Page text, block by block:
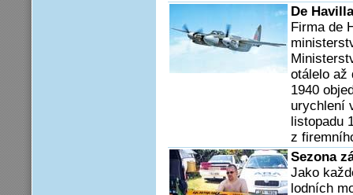
De
Firma de
otálelo až
1940
urychlení
listopadu
z
Sezona
Jako
lodních